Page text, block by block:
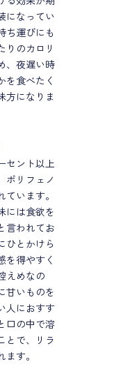
になってい
ち運びにも
りのカロリ
、夜遅い時
を食べたく
方になりま
セント以上
ポリフェノ
います。
には食欲を
言われてお
ひとかけら
を得やすく
えめなの
甘いものを
人におすす
口の中で溶
とで、リラ
す。